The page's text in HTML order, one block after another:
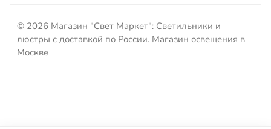
© 2026 Магазин "Свет Маркет": Светильники и
люстры с доставкой по России. Магазин освещения в
Москве